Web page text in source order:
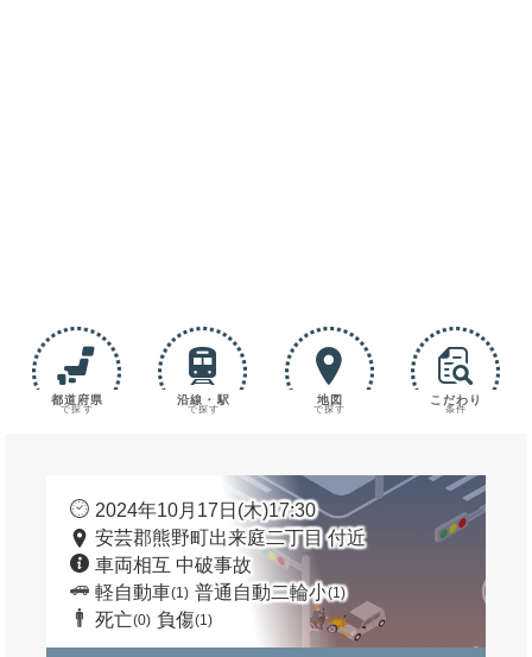
都道府県
で探す
沿線・駅
で探す
地図
で探す
こだわり
条件
2024年10月17日(木)17:30
安芸郡熊野町出来庭二丁目 付近
車両相互 中破事故
軽自動車(1) 普通自動二輪小(1)
死亡(0) 負傷(1)